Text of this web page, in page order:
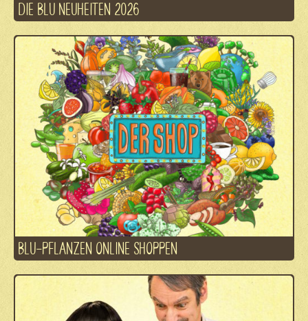
DIE BLU NEUHEITEN 2026
BLU-PFLANZEN ONLINE SHOPPEN